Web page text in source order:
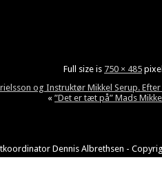
Full size is 750 × 485
og Instruktør Mikkel Serup.
« ”Det er tæt på” Mads
Dennis Albrethsen -